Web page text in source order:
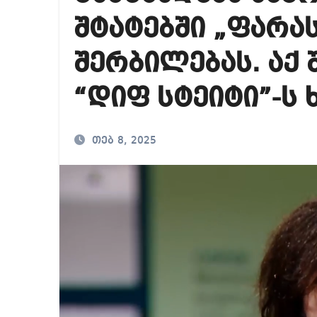
საქართველოში
გიორგი ბარამიძე
შტატებში
შერბილებას. აქ
“დიფ სტეიტი”-ს
თებ 8, 2025